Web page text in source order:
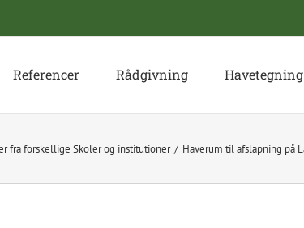
Referencer Rådgivning Havetegning
fra forskellige Skoler og institutioner Haverum til afslapning på